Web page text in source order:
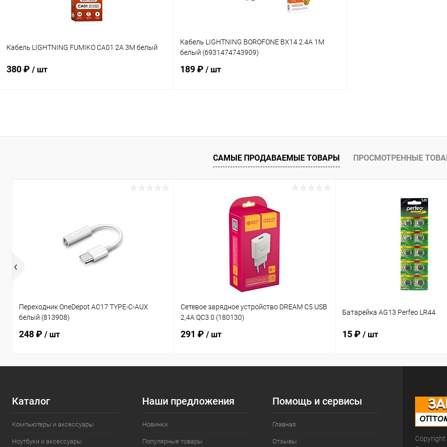
Кабель LIGHTNING FUMIKO CA01 2А 3M белый
380 ₽ / шт
Купить в 1 клик К сравнению
Кабель LIGHTNING BOROFONE BX14 2.4А 1M
белый (6931474743909)
189 ₽ / шт
Купить в 1 клик К сравнению
В избранное В наличии
САМЫЕ ПРОДАВАЕМЫЕ ТОВАРЫ ПРОСМОТРЕННЫЕ
Переходник OneDepot AC17 TYPE-C-AUX
белый (813908)
248 ₽ / шт
Сетевое зарядное устройство DREAM C5 USB
2,4A QC3.0 (180130)
291 ₽ / шт
Батарейка AG13 Perfeo LR44
15 ₽ / шт
Каталог
Компьютеры и аксессуары
Ноутбуки и аксессуары
Наши предложения
Новинки
Популярные товары
Помощь и сервисы
Главная
Отзывы
Copyright